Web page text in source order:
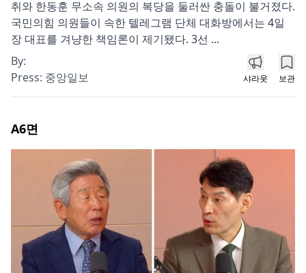
취와 한동훈 무소속 의원의 복당을 둘러싼 충돌이 불거졌다.
국민의힘 의원들이 속한 텔레그램 단체 대화방에서는 4일
장 대표를 겨냥한 책임론이 제기됐다. 3선 ...
By:
Press: 중앙일보 샤라웃 보관
A6면